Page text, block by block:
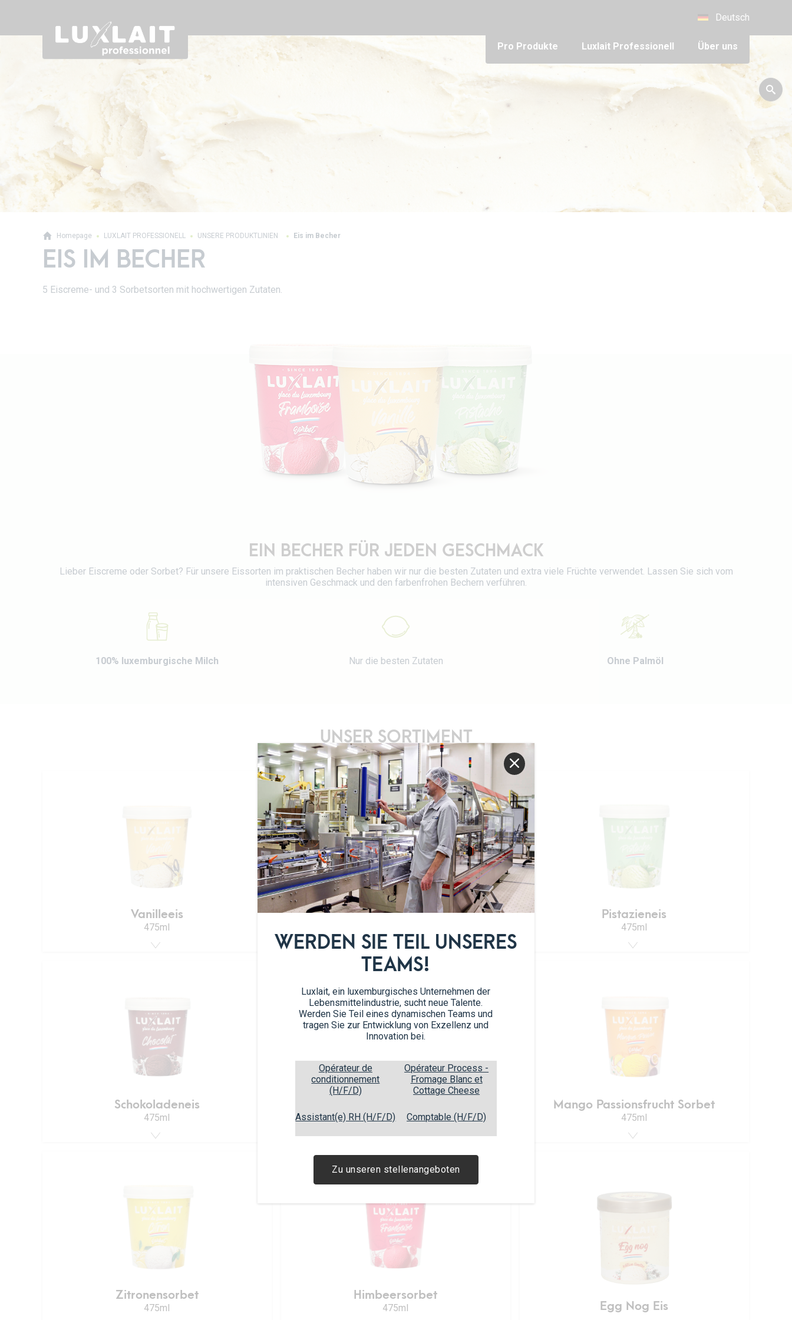
Deutsch
Pro Produkte Luxlait Pro­fes­si­o­nell Über uns
WERDEN SIE TEIL UNSERES
TEAMS!
Luxlait, ein luxemburgisches Unternehmen der
Lebensmittelindustrie, sucht neue Talente.
Werden Sie Teil eines dynamischen Teams und
tragen Sie zur Entwicklung von Exzellenz und
Innovation bei.
Opérateur de
conditionnement
(H/F/D)
Opérateur Process -
Fromage Blanc et
Cottage Cheese
Assistant(e) RH (H/F/D) Comptable (H/F/D)
Zu unseren stellenangeboten
Homepage LUXLAIT PROFESSIONELL UNSERE PRODUKTLINIEN Eis im Becher
EIS IM BECHER
5 Eiscreme- und 3 Sorbetsorten mit hochwertigen Zutaten.
EIN BECHER FÜR JEDEN GESCHMACK
Lieber Eiscreme oder Sorbet? Für unsere Eissorten im praktischen Becher haben wir nur die besten Zutaten und extra viele Früchte verwendet. Lassen Sie sich vom
intensiven Geschmack und den farbenfrohen Bechern verführen.
100% luxemburgische Milch Nur die besten Zutaten Ohne Palmöl
UNSER SORTIMENT
Vanilleeis
475ml
Erdbeereis Pistazieneis
475ml
Schokoladeneis
475ml 475ml
Mango Passionsfrucht Sorbet
475ml
Zitronensorbet
475ml
Himbeersorbet
475ml Egg Nog Eis